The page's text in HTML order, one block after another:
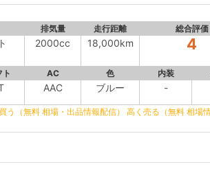
排気量 走行距離 総合評価
2000cc 18,000km 4
ト AC 色 内装
AAC ブルー -
う（無料 相場・出品情報配信） 高く売る（無料 相場